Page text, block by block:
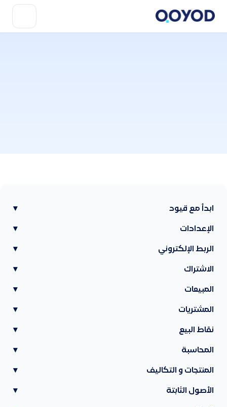
ابدأ مع قيود ▾
الإعدادات ▾
الربط الإلكتروني ▾
الاشتراك ▾
المبيعات ▾
المشتريات ▾
نقاط البيع ▾
المحاسبة ▾
المنتجات و التكاليف ▾
الأصول الثابتة ▾